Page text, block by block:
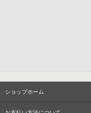
ショップホーム